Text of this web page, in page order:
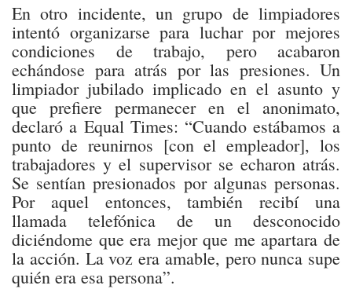
En otro incidente, un grupo de limpiadores
intentó organizarse para luchar por mejores
condiciones de trabajo, pero acabaron
echándose para atrás por las presiones. Un
limpiador jubilado implicado en el asunto y
que prefiere permanecer en el anonimato,
declaró a Equal Times: “Cuando estábamos a
punto de reunirnos [con el empleador], los
trabajadores y el supervisor se echaron atrás.
Se sentían presionados por algunas personas.
Por aquel entonces, también recibí una
llamada telefónica de un desconocido
diciéndome que era mejor que me apartara de
la acción. La voz era amable, pero nunca supe
quién era esa persona”.